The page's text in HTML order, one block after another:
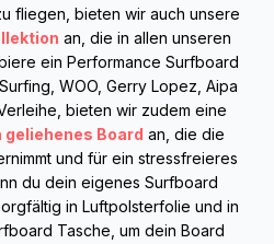
fliegen, bieten wir auch unsere
an, die in allen unseren
ein Performance Surfboard
WOO, Gerry Lopez, Aipa
bieten wir zudem eine
Board an, die die
und für ein stressfreieres
du dein eigenes Surfboard
in Luftpolsterfolie und in
Tasche, um dein Board